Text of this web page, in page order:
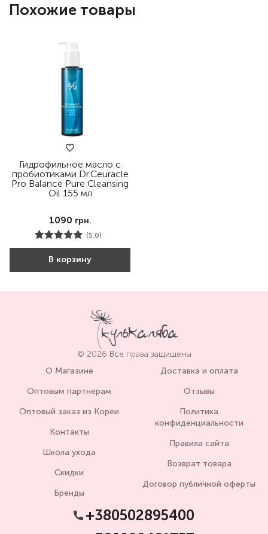
Похожие товары
Гидрофильное масло с
пробиотиками Dr.Ceuracle
Pro Balance Pure Cleansing
Oil 155 мл
1090 грн.
(5.0)
В корзину
© 2026 Все права защищены
О Магазине
Оптовым партнерам
Оптовый заказ из Кореи
Контакты
Школа ухода
Скидки
Бренды
Доставка и оплата
Отзывы
Политика
конфиденциальности
Правила сайта
Возврат товара
Договор публичной оферты
+380502895400